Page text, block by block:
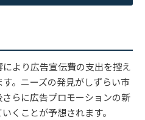
より広告宣伝費の支出を控え
。ニーズの発見がしずらい市
らに広告プロモーションの新
くことが予想されます。